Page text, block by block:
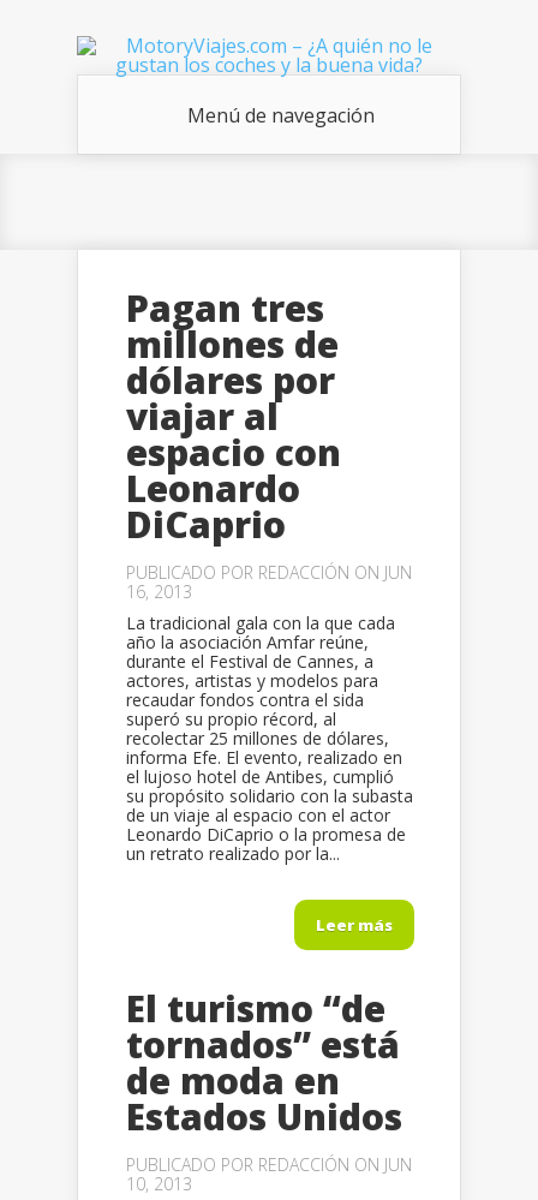
Menú de navegación
Pagan tres
millones de
dólares por
viajar al
espacio con
Leonardo
DiCaprio
PUBLICADO POR REDACCIÓN ON JUN
16, 2013
La tradicional gala con la que cada
año la asociación Amfar reúne,
durante el Festival de Cannes, a
actores, artistas y modelos para
recaudar fondos contra el sida
superó su propio récord, al
recolectar 25 millones de dólares,
informa Efe. El evento, realizado en
el lujoso hotel de Antibes, cumplió
su propósito solidario con la subasta
de un viaje al espacio con el actor
Leonardo DiCaprio o la promesa de
un retrato realizado por la...
Leer más
El turismo “de
tornados” está
de moda en
Estados Unidos
PUBLICADO POR REDACCIÓN ON JUN
10, 2013